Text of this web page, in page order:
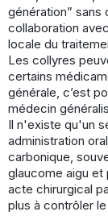
génération”
collaboration
locale du
Les collyres
certains
générale, c’est
médecin
Il n'existe qu'un
administration
carbonique,
glaucome aigu et
acte chirurgical
plus à contrôler